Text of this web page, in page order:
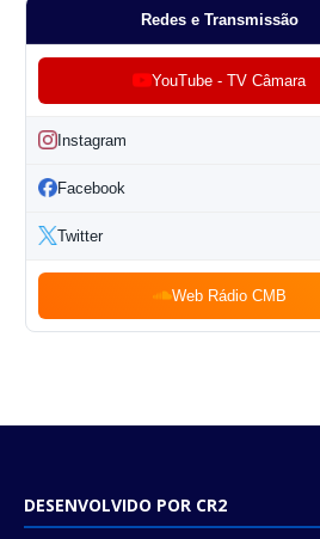
Redes e Transmissão
YouTube - TV Câmara
Instagram
Facebook
Twitter
Web Rádio CMB
DESENVOLVIDO POR CR2